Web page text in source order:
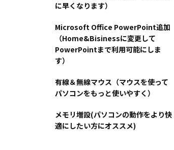
に早くなります）
Microsoft Office PowerPoint追加
（Home&Bisinessに変更して
PowerPointまで利用可能にしま
す）
有線＆無線マウス（マウスを使って
パソコンをもっと使いやすく）
メモリ増設(パソコンの動作をより快
適にしたい方にオススメ)